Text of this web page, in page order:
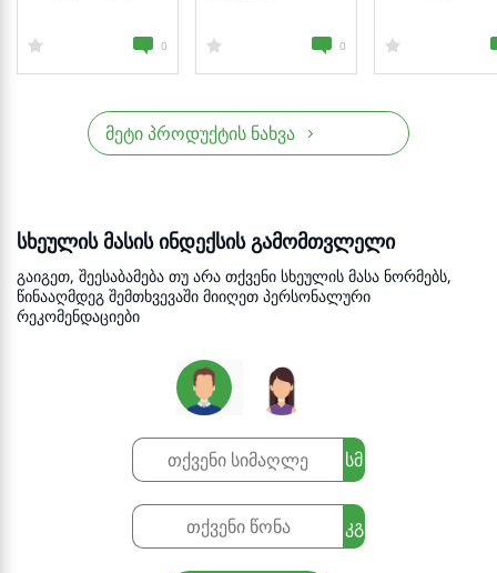
მეტი პროდუქტის ნახვა
0 0
სხეულის მასის ინდექსის გამომთვლელი
გაიგეთ, შეესაბამება თუ არა თქვენი სხეულის მასა ნორმებს,
წინააღმდეგ შემთხვევაში მიიღეთ პერსონალური
რეკომენდაციები
სმ
კგ